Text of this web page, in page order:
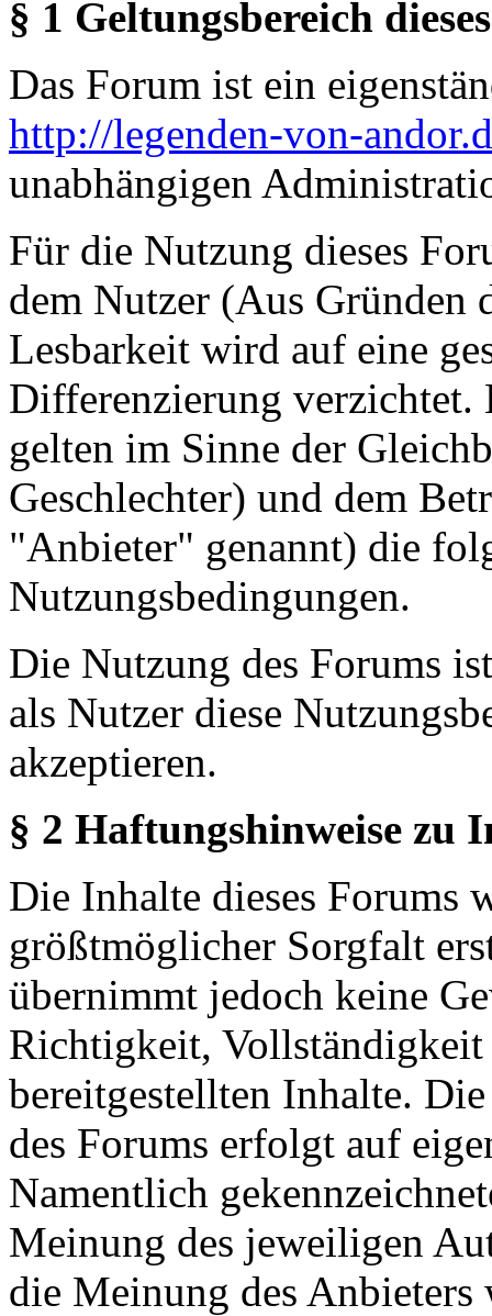
§ 1 Geltungsbereich
Das Forum ist ein
http://legenden-von-
unabhängigen
Für die Nutzung dieses
dem Nutzer (Aus Gründen
Lesbarkeit wird auf eine
Differenzierung verzichtet.
gelten im Sinne der
Geschlechter) und dem
"Anbieter" genannt) die
Nutzungsbedingungen.
Die Nutzung des Forums
als Nutzer diese
akzeptieren.
§ 2 Haftungshinweise zu
Die Inhalte dieses Forums
größtmöglicher Sorgfalt
übernimmt jedoch keine
Richtigkeit,
bereitgestellten Inhalte.
des Forums erfolgt auf
Namentlich
Meinung des jeweiligen
die Meinung des Anbieters